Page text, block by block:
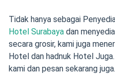
Tidak hanya sebagai
Hotel Surabayadan
secara grosir, kami juga
Hotel dan hadnuk Hotel
kami dan pesan sekarang juga.